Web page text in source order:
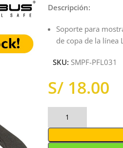
Descripción:
Soporte para
de copa de la línea
SKU: SMPF-PFL031
S/